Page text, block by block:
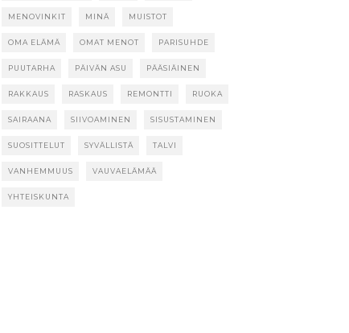
MENOVINKIT MINÄ MUISTOT
OMA ELÄMÄ OMAT MENOT PARISUHDE
PUUTARHA PÄIVÄN ASU PÄÄSIÄINEN
RAKKAUS RASKAUS REMONTTI RUOKA
SAIRAANA SIIVOAMINEN SISUSTAMINEN
SUOSITTELUT SYVÄLLISTÄ TALVI
VANHEMMUUS VAUVAELÄMÄÄ
YHTEISKUNTA